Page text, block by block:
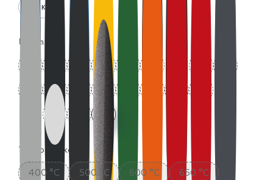
25 кг
Цвета:
Термостойкость:
400 °C 500 °C 600 °C
650 °C